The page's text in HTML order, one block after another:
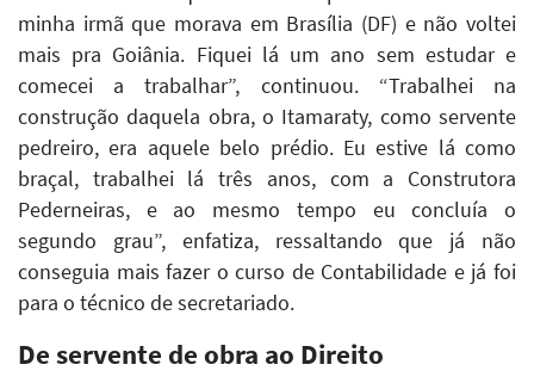
minha irmã que morava em Brasília (DF) e não voltei
mais pra Goiânia. Fiquei lá um ano sem estudar e
comecei a trabalhar”, continuou. “Trabalhei na
construção daquela obra, o Itamaraty, como servente
pedreiro, era aquele belo prédio. Eu estive lá como
braçal, trabalhei lá três anos, com a Construtora
Pederneiras, e ao mesmo tempo eu concluía o
segundo grau”, enfatiza, ressaltando que já não
conseguia mais fazer o curso de Contabilidade e já foi
para o técnico de secretariado.
De servente de obra ao Direito